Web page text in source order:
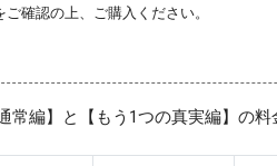
確認の上、ご購入ください。
常編】と【もう1つの真実編】の料